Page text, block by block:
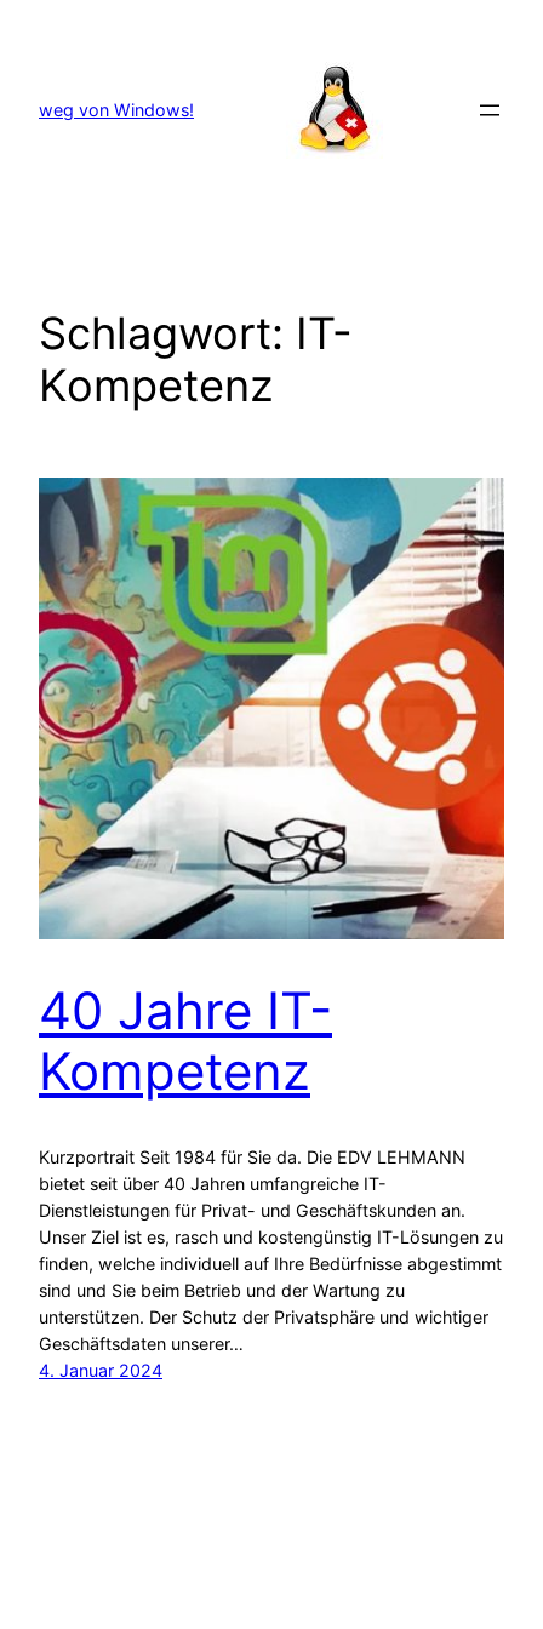
weg von Windows!
Schlagwort: IT-
Kompetenz
40 Jahre IT-
Kompetenz
Kurzportrait Seit 1984 für Sie da. Die EDV LEHMANN
bietet seit über 40 Jahren umfangreiche IT-
Dienstleistungen für Privat- und Geschäftskunden an.
Unser Ziel ist es, rasch und kostengünstig IT-Lösungen zu
finden, welche individuell auf Ihre Bedürfnisse abgestimmt
sind und Sie beim Betrieb und der Wartung zu
unterstützen. Der Schutz der Privatsphäre und wichtiger
Geschäftsdaten unserer…
4. Januar 2024